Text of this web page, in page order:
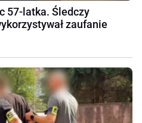
57-latka. Śledczy
zaufanie